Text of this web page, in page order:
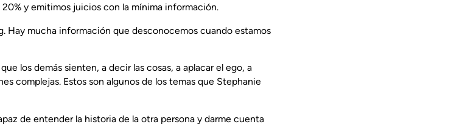
y emitimos juicios con la mínima información.
Hay mucha información que desconocemos cuando estamos
los demás sienten, a decir las cosas, a aplacar el ego, a
complejas. Estos son algunos de los temas que Stephanie
de entender la historia de la otra persona y darme cuenta